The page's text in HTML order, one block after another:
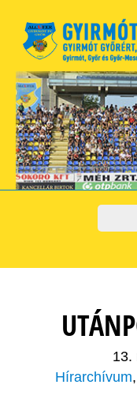
13.
Hírarchívum,